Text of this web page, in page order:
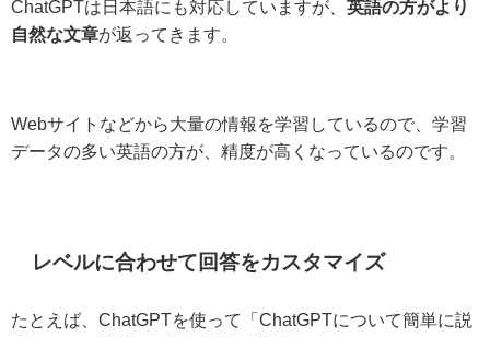
ChatGPTは日本語にも対応していますが、 英語の方がより
自然な文章が返ってきます。
Webサイトなどから大量の情報を学習しているので、学習
データの多い英語の方が、精度が高くなっているのです。
レベルに合わせて回答をカスタマイズ
たとえば、ChatGPTを使って「ChatGPTについて簡単に説